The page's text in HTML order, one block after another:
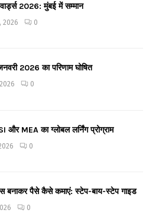
2026: मुंबई में सम्मान
2026 0
2026 का परिणाम घोषित
0
MEA का ग्लोबल लर्निंग प्रोग्राम
0
बनाकर पैसे कैसे कमाएं: स्टेप-बाय-स्टेप गाइड
0